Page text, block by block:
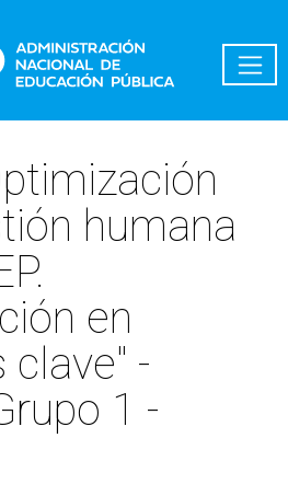
humana
en
clave" -
1 -